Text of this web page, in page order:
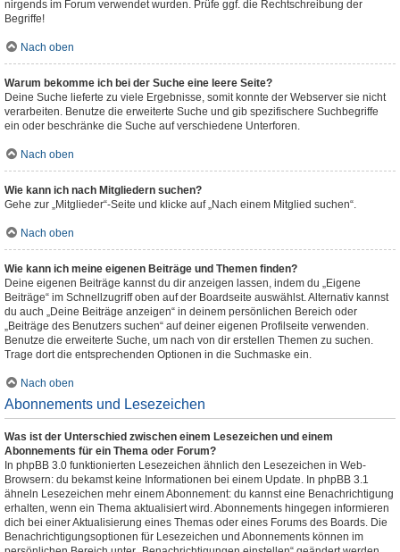
nirgends im Forum verwendet wurden. Prüfe ggf. die Rechtschreibung der
Begriffe!
Nach oben
Warum bekomme ich bei der Suche eine leere Seite?
Deine Suche lieferte zu viele Ergebnisse, somit konnte der Webserver sie nicht
verarbeiten. Benutze die erweiterte Suche und gib spezifischere Suchbegriffe
ein oder beschränke die Suche auf verschiedene Unterforen.
Nach oben
Wie kann ich nach Mitgliedern suchen?
Gehe zur „Mitglieder“-Seite und klicke auf „Nach einem Mitglied suchen“.
Nach oben
Wie kann ich meine eigenen Beiträge und Themen finden?
Deine eigenen Beiträge kannst du dir anzeigen lassen, indem du „Eigene
Beiträge“ im Schnellzugriff oben auf der Boardseite auswählst. Alternativ kannst
du auch „Deine Beiträge anzeigen“ in deinem persönlichen Bereich oder
„Beiträge des Benutzers suchen“ auf deiner eigenen Profilseite verwenden.
Benutze die erweiterte Suche, um nach von dir erstellen Themen zu suchen.
Trage dort die entsprechenden Optionen in die Suchmaske ein.
Nach oben
Abonnements und Lesezeichen
Was ist der Unterschied zwischen einem Lesezeichen und einem
Abonnements für ein Thema oder Forum?
In phpBB 3.0 funktionierten Lesezeichen ähnlich den Lesezeichen in Web-
Browsern: du bekamst keine Informationen bei einem Update. In phpBB 3.1
ähneln Lesezeichen mehr einem Abonnement: du kannst eine Benachrichtigung
erhalten, wenn ein Thema aktualisiert wird. Abonnements hingegen informieren
dich bei einer Aktualisierung eines Themas oder eines Forums des Boards. Die
Benachrichtigungsoptionen für Lesezeichen und Abonnements können im